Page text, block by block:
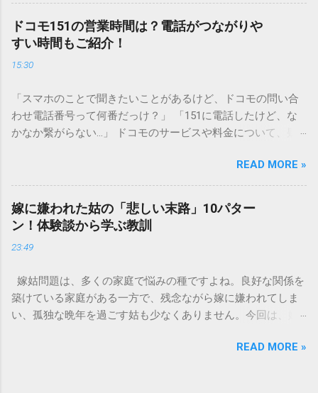
水口へ流すことは環境負荷だけでなく、ご自宅の排水設備を
傷める可能性も高いため、非常に危険です。この記事では、
墨汁を安全かつ環境に優しい方法で処分するための手順と、
容器を適切に分別する方法を徹底解説します。 墨汁を「排水
す）」と「膠（にかわ）」、そして水です。これらは非常に
微細かつ独特の粘性を持っているため、下水処理や配管維持
の観点から以下の問題が発生します。 1. 環境への深刻な負荷
施設であっても、これらの微粒子を完全に分解・除去するこ
とは容易ではありません。大量に流し続けると河川や海まで
到達し、水質の濁りや生態系へ悪影響を及ぼすリスクがあり
ます。 2. 排水管の詰まりと劣化 墨汁の粘度を保っている「膠
め、深刻な詰まりを引き起こします。特に築年数が経過した
住宅では配管トラブルが起きやすく、修理費用が高額になる
ケースも珍しくありません。 3. 頑固なシミと汚れの沈着 陶器
やホーロー製のシンクに墨汁が付着すると、細かい粒子が素
材の隙間に入り込み、取れない黒ずみとなります。一度素材
ドコモ151の営業時間は？電話がつながりや
すい時間もご紹介！
15:30
「スマホのことで聞きたいことがあるけど、ドコモの問い合
わせ電話番号って何番だっけ？」 「151に電話したけど、な
かなか繋がらない…」 ドコモのサービスや料金について、疑
ンフォメーションセンター」の専用電話番号「151」ですよ
ね。 でも、「 ドコモ151は何時まで 営業しているの？」「
151は何時から 受付可能なの？」と営業時間がわからず、な
かなか電話ができない方もいるかもしれません。 この記事で
は、ドコモ151の営業時間や、電話が繋がりやすい時間帯、さ
らには電話がつながらない時の対処法をわかりやすく解説し
言うと、ドコモのインフォメーションセンター「151」の受付
時間は、 午前9時から午後8時まで です。 年中無休で、土日
祝日も営業しています。「 151 営業時間 」を気にする際、ま
って連絡することができますね。 この時間内であれば、ドコ
READ MORE »
嫁に嫌われた姑の「悲しい末路」10パター
ン！体験談から学ぶ教訓
23:49
嫁姑問題は、多くの家庭で悩みの種ですよね。良好な関係を
築けている家庭がある一方で、残念ながら嫁に嫌われてしま
い、孤独な晩年を過ごす姑も少なくありません。今回は、嫁
を10パターンご紹介します。実体験に基づいたエピソードも
READ MORE »